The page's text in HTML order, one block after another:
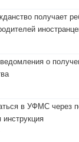
получает
о
в УФМС через
инструкция